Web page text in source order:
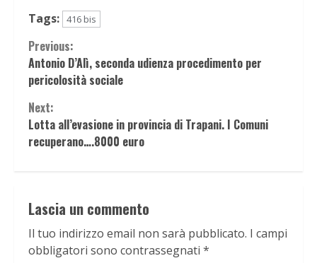
Tags: 416 bis
Continue
Reading
Previous:
Antonio D’Alì, seconda udienza procedimento per
pericolosità sociale
Next:
Lotta all’evasione in provincia di Trapani. I Comuni
recuperano….8000 euro
Lascia un commento
Il tuo indirizzo email non sarà pubblicato. I campi
obbligatori sono contrassegnati *